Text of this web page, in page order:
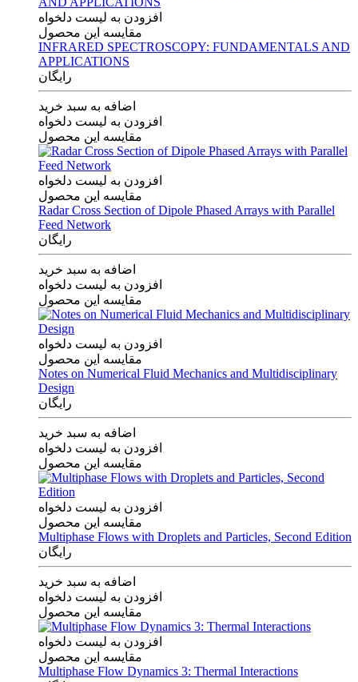
افزودن به لیست دلخواه
مقایسه این محصول
INFRARED SPECTROSCOPY: FUNDAMENTALS AND
APPLICATIONS
رایگان
اضافه به سبد خرید
افزودن به لیست دلخواه
مقایسه این محصول
افزودن به لیست دلخواه
مقایسه این محصول
Radar Cross Section of Dipole Phased Arrays with Parallel
Feed Network
رایگان
اضافه به سبد خرید
افزودن به لیست دلخواه
مقایسه این محصول
افزودن به لیست دلخواه
مقایسه این محصول
Notes on Numerical Fluid Mechanics and Multidisciplinary
Design
رایگان
اضافه به سبد خرید
افزودن به لیست دلخواه
مقایسه این محصول
افزودن به لیست دلخواه
مقایسه این محصول
Multiphase Flows with Droplets and Particles, Second Edition
رایگان
اضافه به سبد خرید
افزودن به لیست دلخواه
مقایسه این محصول
افزودن به لیست دلخواه
مقایسه این محصول
Multiphase Flow Dynamics 3: Thermal Interactions